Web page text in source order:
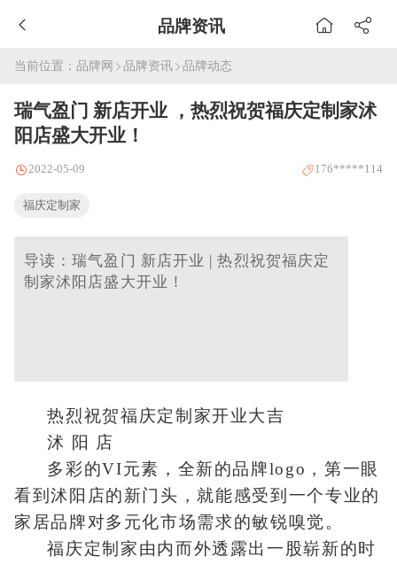
品牌资讯
当前位置： 品牌网 品牌资讯 品牌动态
瑞气盈门 新店开业 ，热烈祝贺福庆定制家沭
阳店盛大开业！
2022-05-09 176*****114
福庆定制家
导读：瑞气盈门 新店开业 | 热烈祝贺福庆定
制家沭阳店盛大开业！
热烈祝贺福庆定制家开业大吉
沭 阳 店
多彩的VI元素，全新的品牌logo，第一眼
看到沭阳店的新门头，就能感受到一个专业的
家居品牌对多元化市场需求的敏锐嗅觉。
福庆定制家由内而外透露出一股崭新的时